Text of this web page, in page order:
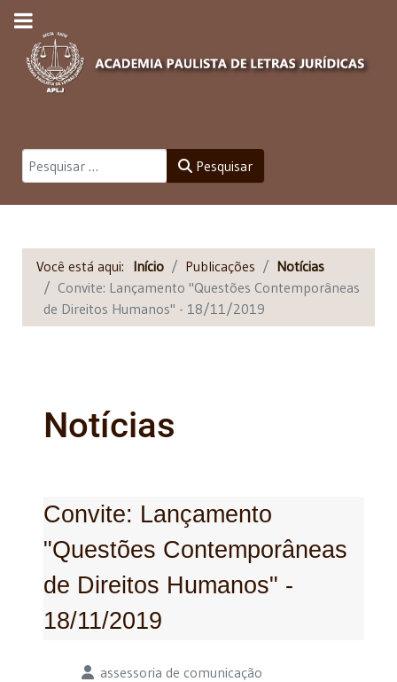
Pesquisar Pesquisar
Você está aqui: Início Publicações
Notícias
Convite: Lançamento "Questões Contemporâneas
de Direitos Humanos" - 18/11/2019
Notícias
Convite: Lançamento
"Questões Contemporâneas
de Direitos Humanos" -
18/11/2019
Detalhes assessoria de comunicação